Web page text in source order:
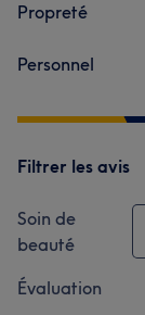
Propreté
Personnel
Filtrer les avis
Soin de
beauté
Évaluation